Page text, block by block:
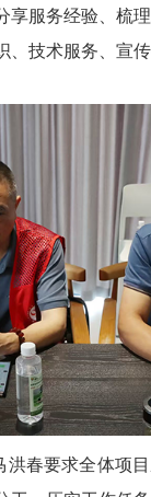
天
府
文
学
享服务经验、梳
、技术服务、宣
春要求全体项目